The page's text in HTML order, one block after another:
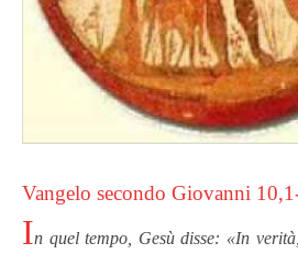
Vangelo secondo Giovanni
In quel tempo, Gesù disse: «In